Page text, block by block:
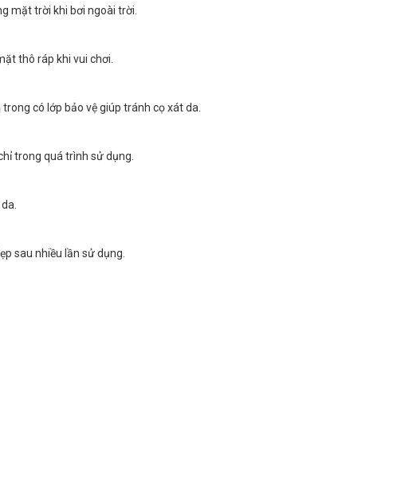
mặt trời khi bơi ngoài trời.
thô ráp khi vui chơi.
có lớp bảo vệ giúp tránh cọ xát da.
trong quá trình sử dụng.
sau nhiều lần sử dụng.